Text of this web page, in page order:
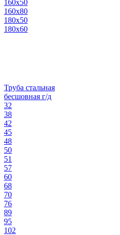
160х50
160х80
180х50
180х60
Труба стальная
бесшовная г/д
32
38
42
45
48
50
51
57
60
68
70
76
89
95
102